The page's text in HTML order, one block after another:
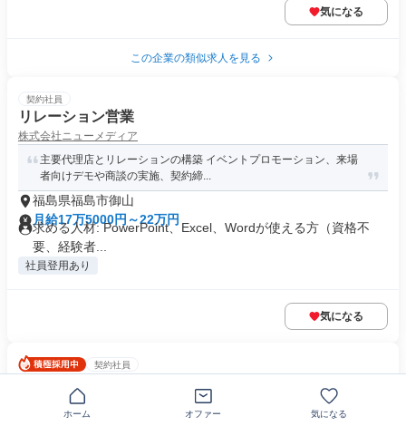
気になる
この企業の類似求人を見る
契約社員
リレーション営業
株式会社ニューメディア
主要代理店とリレーションの構築 イベントプロモーション、来場
者向けデモや商談の実施、契約締...
福島県福島市御山
月給17万5000円～22万円
求める人材: PowerPoint、Excel、Wordが使える方（資格不
要、経験者...
社員登用あり
気になる
契約社員
ホーム オファー 気になる